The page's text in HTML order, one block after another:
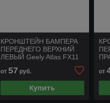
КРОНШТЕЙН БАМПЕРА
ПЕРЕДНЕГО ВЕРХНИЙ
ЛЕВЫЙ Geely Atlas FX11
от 57 руб.
Купить
от